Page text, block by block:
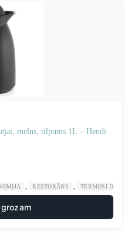
melns, tilpums 1L – Hendi
RESTORĀNS TERMOSI